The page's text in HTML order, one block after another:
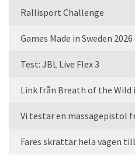
Rallisport Challenge
Test: JBL Live Flex 3
Link från Breath of the Wild
Vi testar en massagepistol
Fares skrattar hela vägen